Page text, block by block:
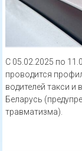
С 05.02.2025 по
проводится
водителей такси и
Беларусь
травматизма).